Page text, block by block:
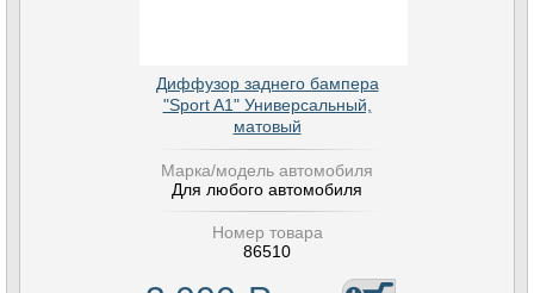
Диффузор заднего бампера
"Sport A1" Универсальный,
матовый
Марка/модель автомобиля
Для любого автомобиля
Номер товара
86510